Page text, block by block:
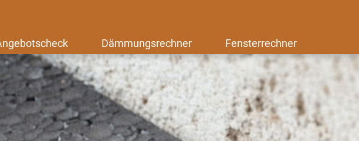
Dämmungsrechner Fensterrechner